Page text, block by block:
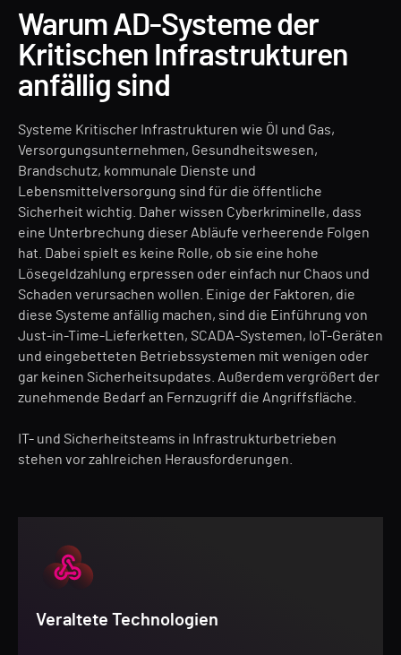
Warum AD-Systeme der
Kritischen Infrastrukturen
anfällig sind
Systeme Kritischer Infrastrukturen wie Öl und Gas,
Versorgungsunternehmen, Gesundheitswesen,
Brandschutz, kommunale Dienste und
Lebensmittelversorgung sind für die öffentliche
Sicherheit wichtig. Daher wissen Cyberkriminelle, dass
eine Unterbrechung dieser Abläufe verheerende Folgen
hat. Dabei spielt es keine Rolle, ob sie eine hohe
Lösegeldzahlung erpressen oder einfach nur Chaos und
Schaden verursachen wollen. Einige der Faktoren, die
diese Systeme anfällig machen, sind die Einführung von
Just-in-Time-Lieferketten, SCADA-Systemen, IoT-Geräten
und eingebetteten Betriebssystemen mit wenigen oder
gar keinen Sicherheitsupdates. Außerdem vergrößert der
zunehmende Bedarf an Fernzugriff die Angriffsfläche.
IT- und Sicherheitsteams in Infrastrukturbetrieben
stehen vor zahlreichen Herausforderungen.
Veraltete Technologien